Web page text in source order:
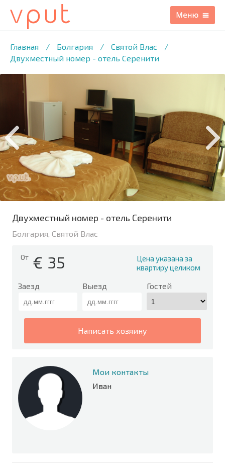
Главная / Болгария / Святой Влас
/
Двухместный номер - отель Серенити
/16 ФОТО
Двухместный номер - отель Серенити
Болгария, Святой Влас
От € 35
Цена указана за
квартиру целиком
Заезд Выезд Гостей
написать хозяину
Мои контакты
Иван